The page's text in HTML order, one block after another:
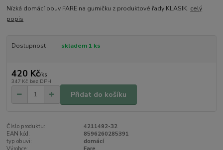
Nízká domácí obuv FARE na gumičku z produktové řady KLASIK. celý
popis
Dostupnost skladem 1 ks
420 Kč/ks
347 Kč bez DPH
Přidat do košíku
Číslo produktu:
4211492-32
EAN kód:
8596260285391
typ obuvi:
domácí